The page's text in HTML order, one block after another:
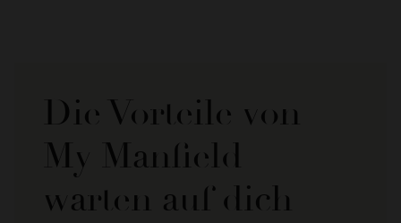
Die Vorteile von
My Manfield
warten auf dich